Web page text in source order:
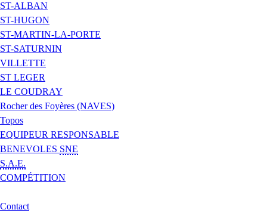
ST-ALBAN
ST-HUGON
ST-MARTIN-LA-PORTE
ST-SATURNIN
VILLETTE
ST LEGER
LE COUDRAY
Rocher des Foyères (NAVES)
Topos
EQUIPEUR RESPONSABLE
BENEVOLES SNE
S.A.E.
COMPÉTITION
Contact